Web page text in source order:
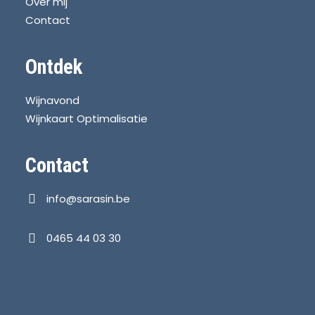
Contact
Ontdek
Wijnavond
Wijnkaart Optimalisatie
Contact
info@sarasin.be
0465 44 03 30